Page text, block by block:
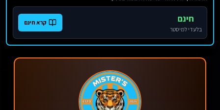
חינם
בלעדי למיסטר
קרא חינם